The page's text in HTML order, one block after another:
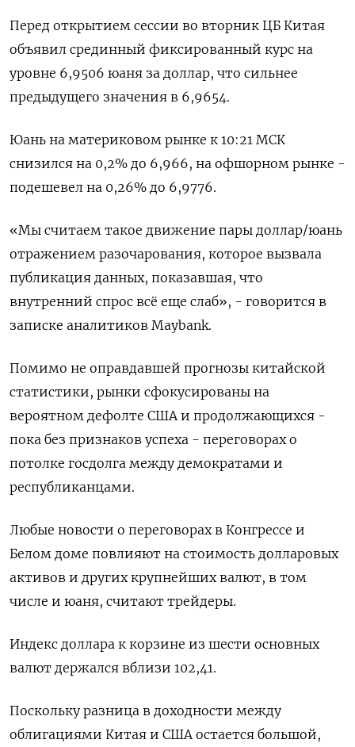
Перед открытием сессии во вторник ЦБ Китая
объявил срединный фиксированный курс на
уровне 6,9506 юаня за доллар, что сильнее
предыдущего значения в 6,9654.
Юань на материковом рынке к 10:21 МСК
снизился на 0,2% до​ 6,966, на офшорном рынке -
подешевел на 0,26% до 6,9776.
«Мы считаем такое движение пары доллар/юань
отражением разочарования, которое вызвала
публикация данных, показавшая, что
внутренний спрос всё еще слаб», - говорится в
записке аналитиков Maybank.
Помимо не оправдавшей прогнозы китайской
статистики, рынки сфокусированы на
вероятном дефолте США и продолжающихся -
пока без признаков успеха - переговорах о
потолке госдолга между демократами и
республиканцами.
Любые новости о переговорах в Конгрессе и
Белом доме повлияют на стоимость долларовых
активов и других крупнейших валют, в том
числе и юаня, считают трейдеры.
Индекс доллара к корзине из шести основных
валют держался вблизи 102,41​.
Поскольку разница в доходности между
облигациями Китая и США остается большой,